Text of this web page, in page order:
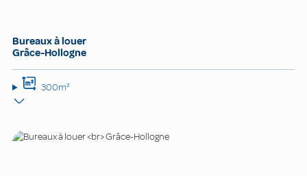
Bureaux à louer
Grâce-Hollogne
300m²